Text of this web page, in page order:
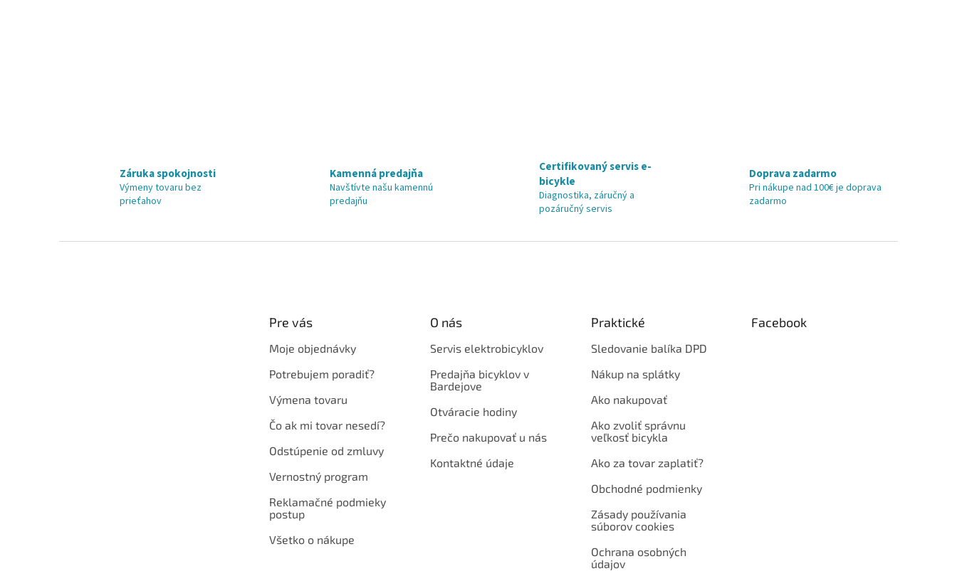
Záruka spokojnosti
Výmeny tovaru bez
prieťahov
Kamenná predajňa
Navštívte našu kamennú
predajňu
Certifikovaný servis e-
bicykle
Diagnostika, záručný a
pozáručný servis
Doprava zadarmo
Pri nákupe nad 100€ je doprava
zadarmo
Pre vás
Moje objednávky
Potrebujem poradiť?
Výmena tovaru
Čo ak mi tovar nesedí?
Odstúpenie od zmluvy
Vernostný program
Reklamačné podmieky
postup
Všetko o nákupe
O nás
Servis elektrobicyklov
Predajňa bicyklov v
Bardejove
Otváracie hodiny
Prečo nakupovať u nás
Kontaktné údaje
Praktické
Sledovanie balíka DPD
Nákup na splátky
Ako nakupovať
Ako zvoliť správnu
veľkosť bicykla
Ako za tovar zaplatiť?
Obchodné podmienky
Zásady používania
súborov cookies
Ochrana osobných
údajov
Facebook